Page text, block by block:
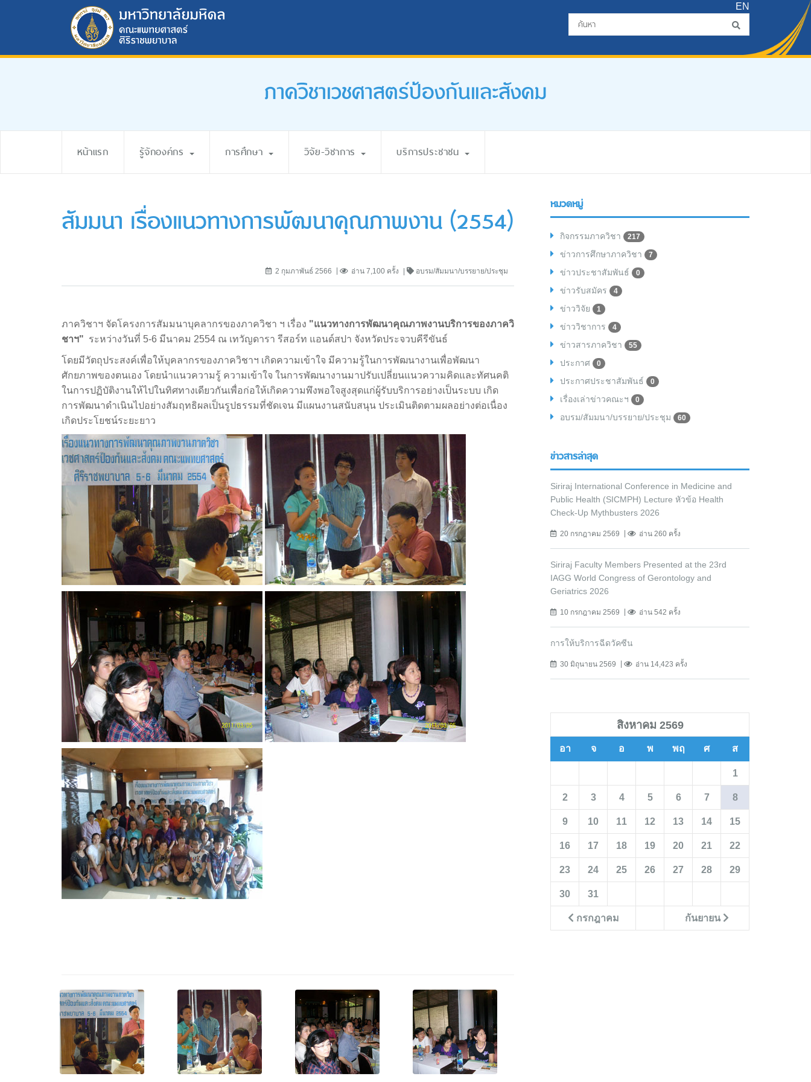
EN
ภาควิชาเวชศาสตร์ป้องกันและสังคม
หน้าแรก รู้จักองค์กร การศึกษา วิจัย-วิชาการ บริการประชาชน
สัมมนา เรื่องแนวทางการพัฒนาคุณภาพงาน (2554)
2 กุมภาพันธ์ 2566 อ่าน 7,100 ครั้ง อบรม/สัมมนา/บรรยาย/ประชุม
ภาควิชาฯ จัดโครงการสัมมนาบุคลากรของภาควิชา ฯ เรื่อง "แนวทางการพัฒนาคุณภาพงานบริการของภาควิ
ชาฯ" ระหว่างวันที่ 5-6 มีนาคม 2554 ณ เทวัญดารา รีสอร์ท แอนด์สปา จังหวัดประจวบคีรีขันธ์
โดยมีวัตถุประสงค์เพื่อให้บุคลากรของภาควิชาฯ เกิดความเข้าใจ มีความรู้ในการพัฒนางานเพื่อพัฒนา
ศักยภาพของตนเอง โดยนำแนวความรู้ ความเข้าใจ ในการพัฒนางานมาปรับเปลี่ยนแนวความคิดและทัศนคติ
ในการปฏิบัติงานให้ไปในทิศทางเดียวกันเพื่อก่อให้เกิดความพึงพอใจสูงสุดแก่ผู้รับบริการอย่างเป็นระบบ เกิด
การพัฒนาดำเนินไปอย่างสัมฤทธิผลเป็นรูปธรรมที่ชัดเจน มีแผนงานสนับสนุน ประเมินติดตามผลอย่างต่อเนื่อง
เกิดประโยชน์ระยะยาว
หมวดหมู่
กิจกรรมภาควิชา 217
ข่าวการศึกษาภาควิชา 7
ข่าวประชาสัมพันธ์ 0
ข่าวรับสมัคร 4
ข่าววิจัย 1
ข่าววิชาการ 4
ข่าวสารภาควิชา 55
ประกาศ 0
ประกาศประชาสัมพันธ์ 0
เรื่องเล่าข่าวคณะฯ 0
อบรม/สัมมนา/บรรยาย/ประชุม 60
ข่าวสารล่าสุด
Siriraj International Conference in Medicine and
Public Health (SICMPH) Lecture หัวข้อ Health
Check-Up Mythbusters 2026
20 กรกฎาคม 2569 อ่าน 260 ครั้ง
Siriraj Faculty Members Presented at the 23rd
IAGG World Congress of Gerontology and
Geriatrics 2026
10 กรกฎาคม 2569 อ่าน 542 ครั้ง
การให้บริการฉีดวัคซีน
30 มิถุนายน 2569 อ่าน 14,423 ครั้ง
สิงหาคม 2569
อา จ อ พ พฤ ศ ส
กรกฎาคม กันยายน
1
2 3 4 5 6 7 8
9 10 11 12 13 14 15
16 17 18 19 20 21 22
23 24 25 26 27 28 29
30 31